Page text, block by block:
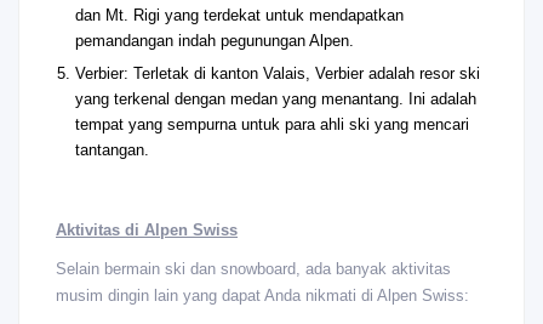
dan Mt. Rigi yang terdekat untuk mendapatkan
pemandangan indah pegunungan Alpen.
Verbier: Terletak di kanton Valais, Verbier adalah resor ski
yang terkenal dengan medan yang menantang. Ini adalah
tempat yang sempurna untuk para ahli ski yang mencari
tantangan.
Aktivitas di Alpen Swiss
Selain bermain ski dan snowboard, ada banyak aktivitas
musim dingin lain yang dapat Anda nikmati di Alpen Swiss: